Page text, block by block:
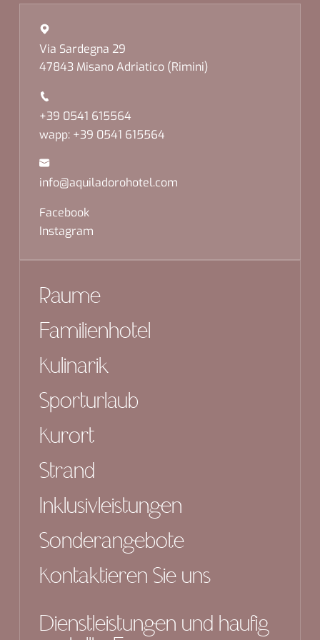
Via Sardegna 29
47843 Misano Adriatico (Rimini)
+39 0541 615564
wapp: +39 0541 615564
info@aquiladorohotel.com
Facebook
Instagram
Räume
Familienhotel
Kulinarik
Sporturlaub
Kurort
Strand
Inklusivleistungen
Sonderangebote
Kontaktieren Sie uns
Dienstleistungen und häufig